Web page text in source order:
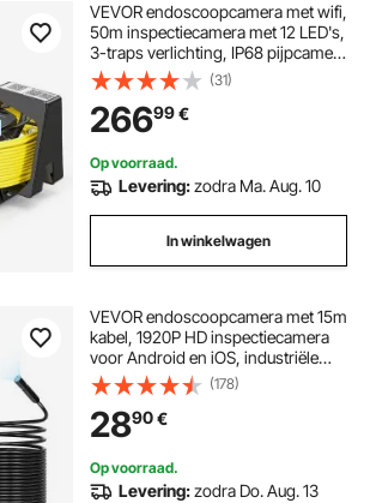
VEVOR endoscoopcamera met wifi,
50m inspectiecamera met 12 LED's,
3-traps verlichting, IP68 pijpcamera
met 4500mAh batterij en
metermarkering, 1080p HD
rioolcamera met 120° lens voor
rioolinspectie
(31)
26699€
Op voorraad.
Levering:zodra Ma. Aug. 10
In winkelwagen
VEVOR endoscoopcamera met 15m
kabel, 1920P HD inspectiecamera
voor Android en iOS, industriële
rioolcamera met licht - 8 LED's, 2x
zoom, IP67 slangcamera voor auto,
loodgieterswerk
(178)
2890€
Op voorraad.
Levering:zodra Do. Aug. 13